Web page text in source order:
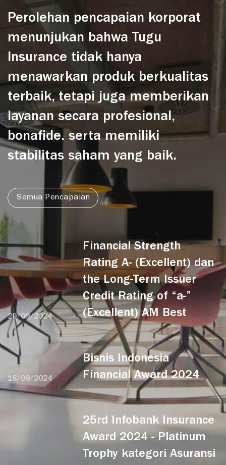
Perolehan pencapaian korporat
menunjukan bahwa Tugu
Insurance tidak hanya
menawarkan produk berkualitas
terbaik, tetapi juga memberikan
layanan secara profesional,
bonafide. serta memiliki
stabilitas saham yang baik.
Semua Pencapaian
29/09/2024
Financial Strength
Rating A- (Excellent) dan
the Long-Term Issuer
Credit Rating of “a-”
(Excellent) AM Best
18/09/2024
Bisnis Indonesia
Financial Award 2024
25rd Infobank Insurance
Award 2024 - Platinum
Trophy kategori Asuransi